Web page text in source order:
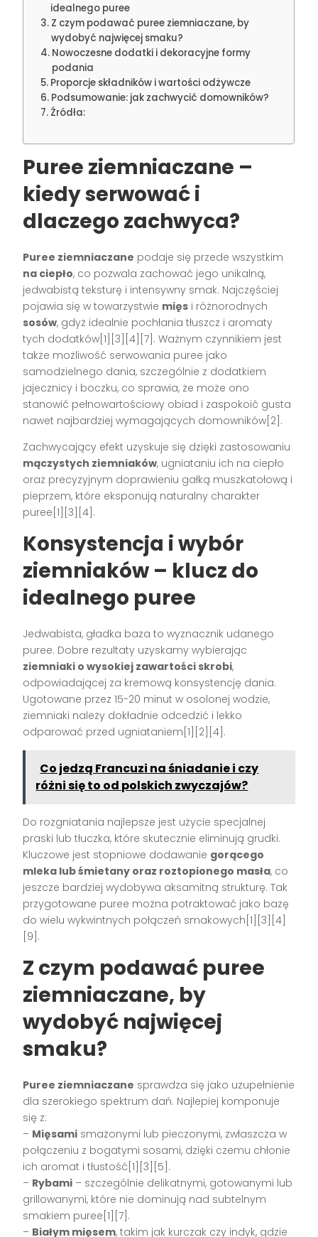
idealnego puree
Z czym podawać puree ziemniaczane, by
wydobyć najwięcej smaku?
Nowoczesne dodatki i dekoracyjne formy
podania
Proporcje składników i wartości odżywcze
Podsumowanie: jak zachwycić domowników?
Źródła:
Puree ziemniaczane –
kiedy serwować i
dlaczego zachwyca?
Puree ziemniaczane podaje się przede wszystkim
na ciepło, co pozwala zachować jego unikalną,
jedwabistą teksturę i intensywny smak. Najczęściej
pojawia się w towarzystwie mięs i różnorodnych
sosów, gdyż idealnie pochłania tłuszcz i aromaty
tych dodatków[1][3][4][7]. Ważnym czynnikiem jest
także możliwość serwowania puree jako
samodzielnego dania, szczególnie z dodatkiem
jajecznicy i boczku, co sprawia, że może ono
stanowić pełnowartościowy obiad i zaspokoić gusta
nawet najbardziej wymagających domowników[2].
Zachwycający efekt uzyskuje się dzięki zastosowaniu
mączystych ziemniaków, ugniataniu ich na ciepło
oraz precyzyjnym doprawieniu gałką muszkatołową i
pieprzem, które eksponują naturalny charakter
puree[1][3][4].
Konsystencja i wybór
ziemniaków – klucz do
idealnego puree
Jedwabista, gładka baza to wyznacznik udanego
puree. Dobre rezultaty uzyskamy wybierając
ziemniaki o wysokiej zawartości skrobi,
odpowiadającej za kremową konsystencję dania.
Ugotowane przez 15-20 minut w osolonej wodzie,
ziemniaki należy dokładnie odcedzić i lekko
odparować przed ugniataniem[1][2][4].
Co jedzą Francuzi na śniadanie i czy
różni się to od polskich zwyczajów?
Do rozgniatania najlepsze jest użycie specjalnej
praski lub tłuczka, które skutecznie eliminują grudki.
Kluczowe jest stopniowe dodawanie gorącego
mleka lub śmietany oraz roztopionego masła, co
jeszcze bardziej wydobywa aksamitną strukturę. Tak
przygotowane puree można potraktować jako bazę
do wielu wykwintnych połączeń smakowych[1][3][4]
[9].
Z czym podawać puree
ziemniaczane, by
wydobyć najwięcej
smaku?
Puree ziemniaczane sprawdza się jako uzupełnienie
dla szerokiego spektrum dań. Najlepiej komponuje
się z:
– Mięsami smażonymi lub pieczonymi, zwłaszcza w
połączeniu z bogatymi sosami, dzięki czemu chłonie
ich aromat i tłustość[1][3][5].
– Rybami – szczególnie delikatnymi, gotowanymi lub
grillowanymi, które nie dominują nad subtelnym
smakiem puree[1][7].
– Białym mięsem, takim jak kurczak czy indyk, gdzie